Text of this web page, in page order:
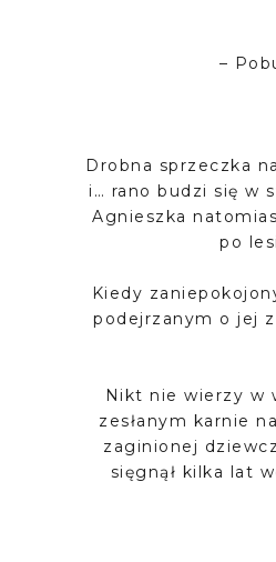
–
Drobna sprzeczka
i… rano budzi się w
Agnieszka
po
Kiedy
podejrzanym o jej
Nikt nie wierzy w
zesłanym karnie
zaginionej
sięgnął kilka lat